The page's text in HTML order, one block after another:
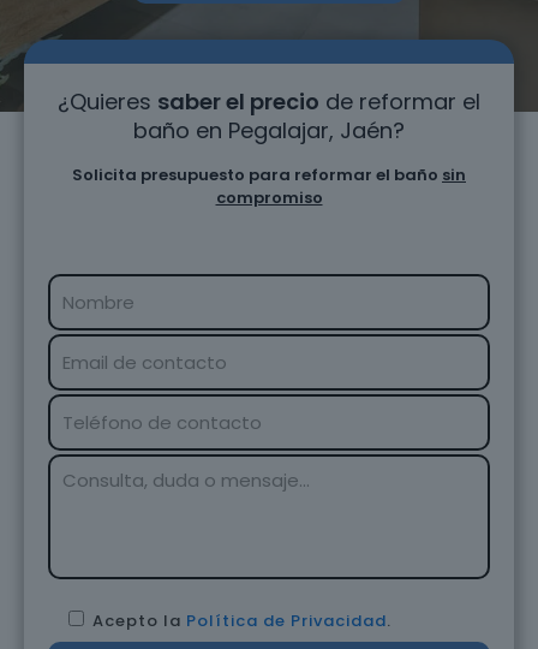
¿Quieres saber el precio de reformar el
baño en Pegalajar, Jaén?
Solicita presupuesto para reformar el baño sin
compromiso
Acepto la Política de Privacidad.